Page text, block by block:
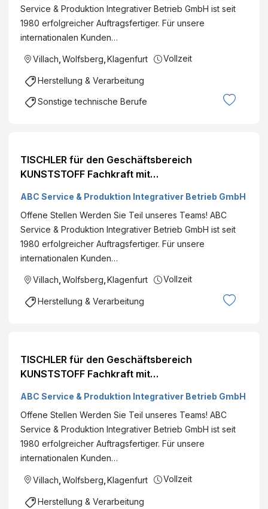
Service & Produktion Integrativer Betrieb GmbH ist seit
1980 erfolgreicher Auftragsfertiger. Für unsere
internationalen Kunden…
Villach Wolfsberg Klagenfurt Vollzeit
Herstellung & Verarbeitung
Sonstige technische Berufe
TISCHLER für den Geschäftsbereich
KUNSTSTOFF Fachkraft mit
Genders)
ABC Service & Produktion Integrativer Betrieb GmbH
Offene Stellen Werden Sie Teil unseres Teams! ABC
Service & Produktion Integrativer Betrieb GmbH ist seit
1980 erfolgreicher Auftragsfertiger. Für unsere
internationalen Kunden…
Villach Wolfsberg Klagenfurt Vollzeit
Herstellung & Verarbeitung
TISCHLER für den Geschäftsbereich
KUNSTSTOFF Fachkraft mit
Genders)
ABC Service & Produktion Integrativer Betrieb GmbH
Offene Stellen Werden Sie Teil unseres Teams! ABC
Service & Produktion Integrativer Betrieb GmbH ist seit
1980 erfolgreicher Auftragsfertiger. Für unsere
internationalen Kunden…
Villach Wolfsberg Klagenfurt Vollzeit
Herstellung & Verarbeitung